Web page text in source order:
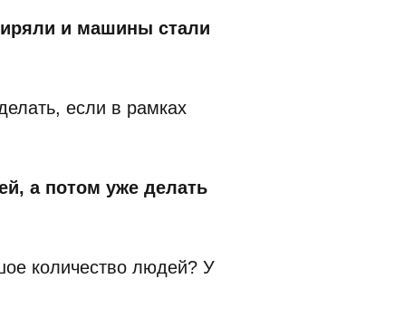
и машины стали
если в рамках
а потом уже делать
количество людей? У